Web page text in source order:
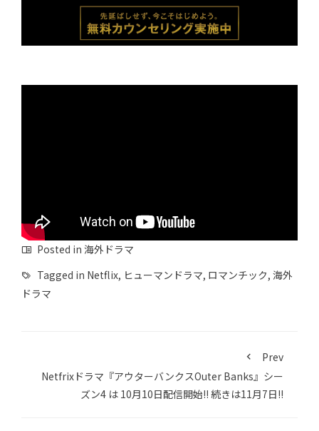
Posted in 海外ドラマ
Tagged in Netflix, ヒューマンドラマ, ロマンチック, 海外
ドラマ
Prev
Netfrixドラマ『アウターバンクスOuter Banks』シー
ズン4 は 10月10日配信開始!! 続きは11月7日!!